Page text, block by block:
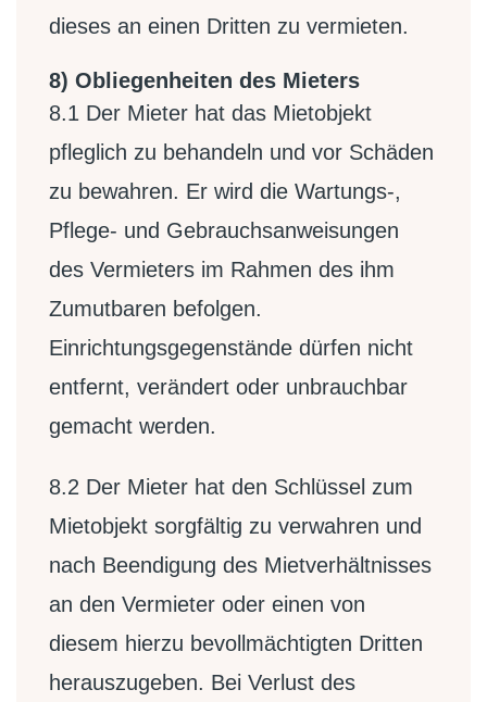
dieses an einen Dritten zu vermieten.
8) Obliegenheiten des Mieters
8.1 Der Mieter hat das Mietobjekt
pfleglich zu behandeln und vor Schäden
zu bewahren. Er wird die Wartungs-,
Pflege- und Gebrauchsanweisungen
des Vermieters im Rahmen des ihm
Zumutbaren befolgen.
Einrichtungsgegenstände dürfen nicht
entfernt, verändert oder unbrauchbar
gemacht werden.
8.2 Der Mieter hat den Schlüssel zum
Mietobjekt sorgfältig zu verwahren und
nach Beendigung des Mietverhältnisses
an den Vermieter oder einen von
diesem hierzu bevollmächtigten Dritten
herauszugeben. Bei Verlust des